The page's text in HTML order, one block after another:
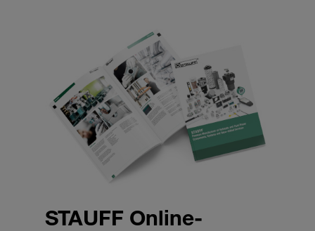
STAUFF Online-